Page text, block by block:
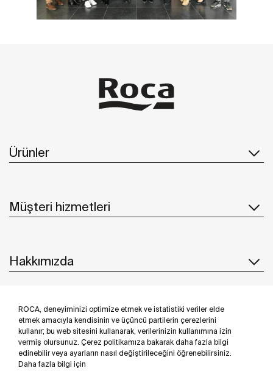
ROCA, deneyiminizi optimize etmek ve istatistiki veriler elde
etmek amacıyla kendisinin ve üçüncü partilerin çerezlerini
kullanır; bu web sitesini kullanarak, verilerinizin kullanımına izin
vermiş olursunuz. Çerez politikamıza bakarak daha fazla bilgi
edinebilir veya ayarların nasıl değiştirileceğini öğrenebilirsiniz.
Daha fazla bilgi için
Ürünler
Müşteri hizmetleri
Hakkımızda
İlham & Fikirler
Bizi takip edin